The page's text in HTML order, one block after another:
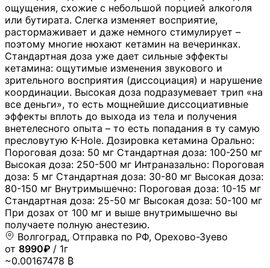
ощущения, схожие с небольшой порцией алкоголя
или бутирата. Слегка изменяет восприятие,
растормаживает и даже немного стимулирует –
поэтому многие нюхают кетамин на вечеринках.
Стандартная доза уже дает сильные эффекты
кетамина: ощутимые изменения звукового и
зрительного восприятия (диссоциация) и нарушение
координации. Высокая доза подразумевает трип «на
все деньги», то есть мощнейшие диссоциативные
эффекты вплоть до выхода из тела и получения
внетелесного опыта – то есть попадания в ту самую
пресловутую K-Hole. Дозировка кетамина Орально:
Пороговая доза: 50 мг Стандартная доза: 100-250 мг
Высокая доза: 250-500 мг Интраназально: Пороговая
доза: 5 мг Стандартная доза: 30-80 мг Высокая доза:
80-150 мг Внутримышечно: Пороговая доза: 10-15 мг
Стандартная доза: 25-50 мг Высокая доза: 50-100 мг
При дозах от 100 мг и выше внутримышечно вы
получаете полную анестезию.
Волгоград, Отправка по РФ, Орехово-Зуево
от 8990₽ / 1г
~0.00167478 ₿